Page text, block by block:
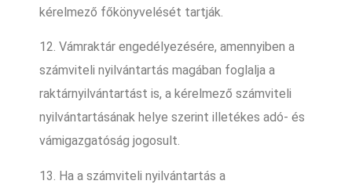
kérelmező főkönyvelését tartják.
12. Vámraktár engedélyezésére, amennyiben a
számviteli nyilvántartás magában foglalja a
raktárnyilvántartást is, a kérelmező számviteli
nyilvántartásának helye szerint illetékes adó- és
vámigazgatóság jogosult.
13. Ha a számviteli nyilvántartás a